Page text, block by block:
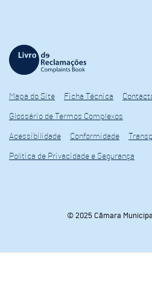
Mapa do Site Ficha Técnica
Glossário de Termos Complexos
Acessibilidade Conformidade
Política de Privacidade e Segurança
© 2025 Câmara